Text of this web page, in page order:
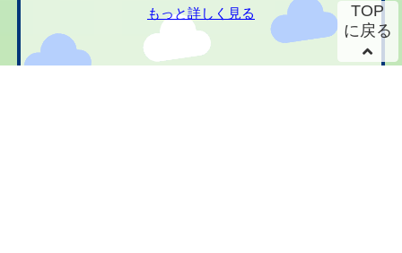
もっと詳しく見る
TOP
に戻る